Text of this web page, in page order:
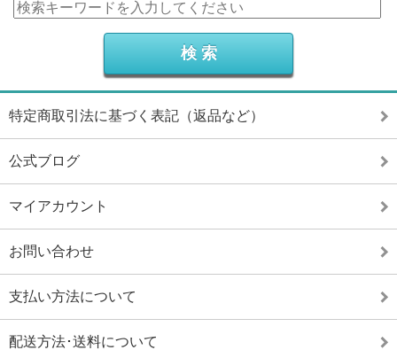
特定商取引法に基づく表記（返品など）
公式ブログ
マイアカウント
お問い合わせ
支払い方法について
配送方法･送料について